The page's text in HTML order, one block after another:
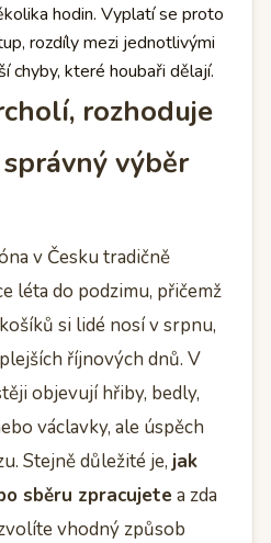
hodin. Vyplatí se proto
rozdíly mezi jednotlivými
chyby, které houbaři dělají.
rozhoduje
výběr
v Česku tradičně
léta do podzimu, přičemž
si lidé nosí v srpnu,
říjnových dnů. V
objevují hřiby, bedly,
václavky, ale úspěch
Stejně důležité je, jak
sběru zpracujete a zda
vhodný způsob